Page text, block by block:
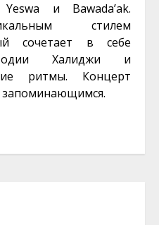
и Bawada’ak.
стилем
сочетает в себе
Халиджи и
ритмы. Концерт